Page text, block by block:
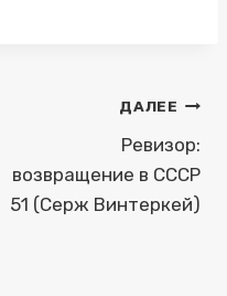
ДАЛЕЕ
Ревизор:
возвращение в СССР
51 (Серж Винтеркей)